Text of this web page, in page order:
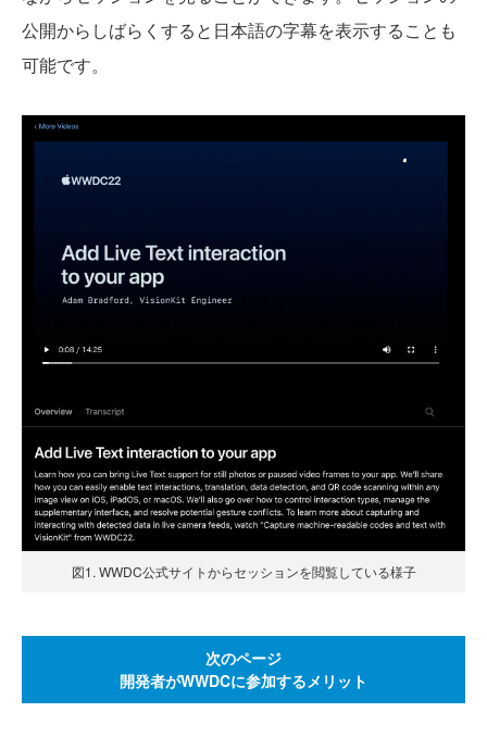
公開からしばらくすると日本語の字幕を表示することも
可能です。
図1. WWDC公式サイトからセッションを閲覧している様子
次のページ
開発者がWWDCに参加するメリット